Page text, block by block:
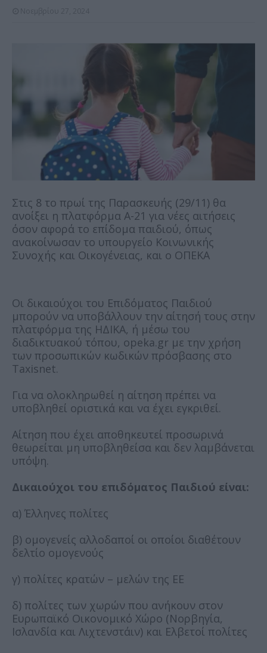
Στις 8 το πρωί της Παρασκευής (29/11) θα
ανοίξει η πλατφόρμα Α-21 για νέες αιτήσεις
όσον αφορά το επίδομα παιδιού, όπως
ανακοίνωσαν το υπουργείο Κοινωνικής
Συνοχής και Οικογένειας, και ο ΟΠΕΚΑ
Οι δικαιούχοι του Επιδόματος Παιδιού
μπορούν να υποβάλλουν την αίτησή τους στην
πλατφόρμα της ΗΔΙΚΑ, ή μέσω του
διαδικτυακού τόπου, opeka.gr με την χρήση
των προσωπικών κωδικών πρόσβασης στο
Taxisnet.
Για να ολοκληρωθεί η αίτηση πρέπει να
υποβληθεί οριστικά και να έχει εγκριθεί.
Αίτηση που έχει αποθηκευτεί προσωρινά
θεωρείται μη υποβληθείσα και δεν λαμβάνεται
υπόψη.
Δικαιούχοι του επιδόματος Παιδιού είναι:
α) Έλληνες πολίτες
β) ομογενείς αλλοδαποί οι οποίοι διαθέτουν
δελτίο ομογενούς
γ) πολίτες κρατών – μελών της ΕΕ
δ) πολίτες των χωρών που ανήκουν στον
Ευρωπαϊκό Οικονομικό Χώρο (Νορβηγία,
Ισλανδία και Λιχτενστάιν) και Ελβετοί πολίτες